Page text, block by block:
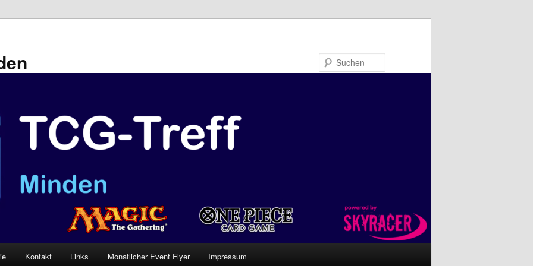
Kontakt Links Monatlicher Event Flyer Impressum